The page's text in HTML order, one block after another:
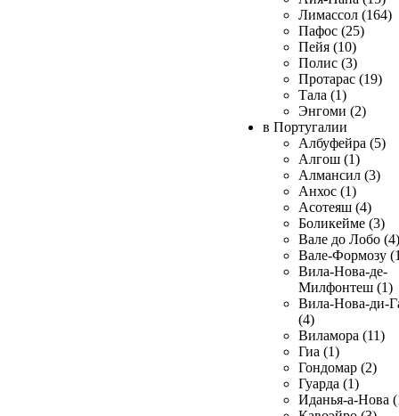
Лимассол (164)
Пафос (25)
Пейя (10)
Полис (3)
Протарас (19)
Тала (1)
Энгоми (2)
в Португалии
Албуфейра (5)
Алгош (1)
Алмансил (3)
Анхос (1)
Асотеяш (4)
Боликейме (3)
Вале до Лобо (4)
Вале-Формозу
Вила-Нова-де-
Милфонтеш (1)
Вила-Нова-ди-
(4)
Виламора (11)
Гиа (1)
Гондомар (2)
Гуарда (1)
Иданья-а-Нова